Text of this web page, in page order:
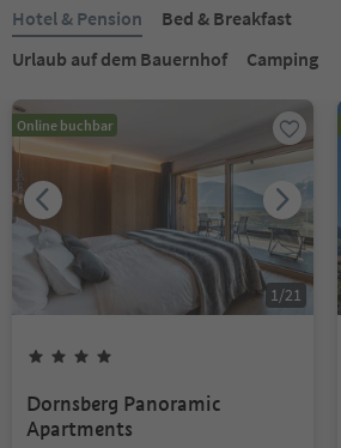
Hotel & Pension
Bed & Breakfast
Urlaub auf dem Bauernhof
Camping
Online buchbar
1/21
Dornsberg Panoramic
Apartments